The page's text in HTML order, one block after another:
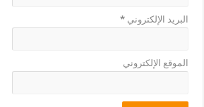
البريد الإلكتروني*
الموقع الإلكتروني